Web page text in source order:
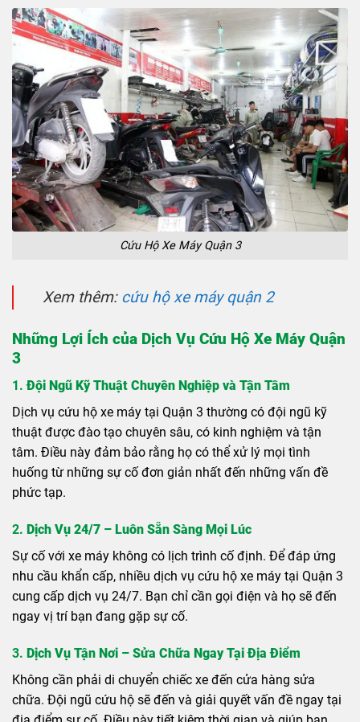
Cứu Hộ Xe Máy Quận 3
Xem thêm: cứu hộ xe máy quận 2
Những Lợi Ích của Dịch Vụ Cứu Hộ Xe Máy Quận
3
1.Đội Ngũ Kỹ Thuật Chuyên Nghiệp và Tận Tâm
Dịch vụ cứu hộ xe máy tại Quận 3 thường có đội ngũ kỹ
thuật được đào tạo chuyên sâu, có kinh nghiệm và tận
tâm. Điều này đảm bảo rằng họ có thể xử lý mọi tình
huống từ những sự cố đơn giản nhất đến những vấn đề
phức tạp.
2. Dịch Vụ 24/7 – Luôn Sẵn Sàng Mọi Lúc
Sự cố với xe máy không có lịch trình cố định. Để đáp ứng
nhu cầu khẩn cấp, nhiều dịch vụ cứu hộ xe máy tại Quận 3
cung cấp dịch vụ 24/7. Bạn chỉ cần gọi điện và họ sẽ đến
ngay vị trí bạn đang gặp sự cố.
3. Dịch Vụ Tận Nơi – Sửa Chữa Ngay Tại Địa Điểm
Không cần phải di chuyển chiếc xe đến cửa hàng sửa
chữa. Đội ngũ cứu hộ sẽ đến và giải quyết vấn đề ngay tại